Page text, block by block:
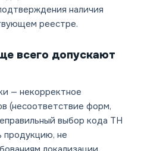
наличия
реестре.
всего допускают
— некорректное
(несоответствие форм,
выбор кода ТН
продукцию, не